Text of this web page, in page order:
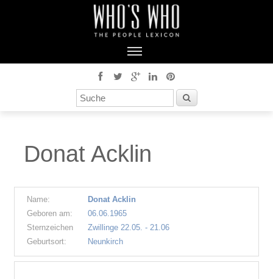
Donat Acklin
Name:
Donat Acklin
Geboren am:
06.06.1965
Sternzeichen
Zwillinge 22.05. - 21.06
Geburtsort:
Neunkirch